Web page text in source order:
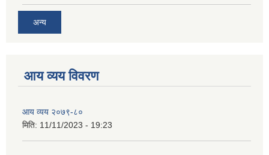
अन्य
आय व्यय विवरण
आय व्यय २०७९-८०
मिति: 11/11/2023 - 19:23